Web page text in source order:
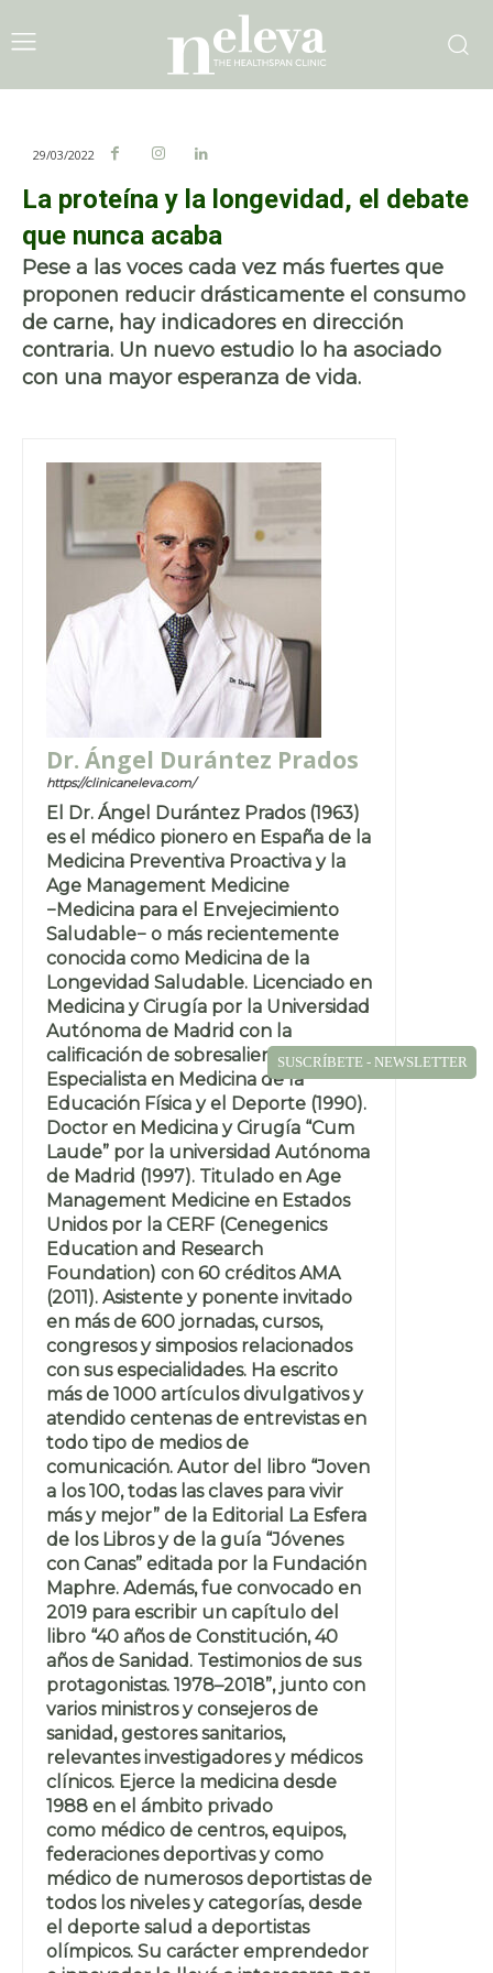
29/03/2022
La proteína y la longevidad, el debate
que nunca acaba
Pese a las voces cada vez más fuertes que
proponen reducir drásticamente el consumo
de carne, hay indicadores en dirección
contraria. Un nuevo estudio lo ha asociado
con una mayor esperanza de vida.
Dr. Ángel Durántez Prados
https://clinicaneleva.com/
El Dr. Ángel Durántez Prados (1963)
es el médico pionero en España de la
Medicina Preventiva Proactiva y la
Age Management Medicine
−Medicina para el Envejecimiento
Saludable− o más recientemente
conocida como Medicina de la
Longevidad Saludable. Licenciado en
Medicina y Cirugía por la Universidad
Autónoma de Madrid con la
calificación de sobresaliente (1987).
Especialista en Medicina de la
Educación Física y el Deporte (1990).
Doctor en Medicina y Cirugía “Cum
Laude” por la universidad Autónoma
de Madrid (1997). Titulado en Age
Management Medicine en Estados
Unidos por la CERF (Cenegenics
Education and Research
Foundation) con 60 créditos AMA
(2011). Asistente y ponente invitado
en más de 600 jornadas, cursos,
congresos y simposios relacionados
con sus especialidades. Ha escrito
más de 1000 artículos divulgativos y
atendido centenas de entrevistas en
todo tipo de medios de
comunicación. Autor del libro “Joven
a los 100, todas las claves para vivir
más y mejor” de la Editorial La Esfera
de los Libros y de la guía “Jóvenes
con Canas” editada por la Fundación
Maphre. Además, fue convocado en
2019 para escribir un capítulo del
libro “40 años de Constitución, 40
años de Sanidad. Testimonios de sus
protagonistas. 1978–2018”, junto con
varios ministros y consejeros de
sanidad, gestores sanitarios,
relevantes investigadores y médicos
clínicos. Ejerce la medicina desde
1988 en el ámbito privado
como médico de centros, equipos,
federaciones deportivas y como
médico de numerosos deportistas de
todos los niveles y categorías, desde
el deporte salud a deportistas
olímpicos. Su carácter emprendedor
SUSCRÍBETE - NEWSLETTER